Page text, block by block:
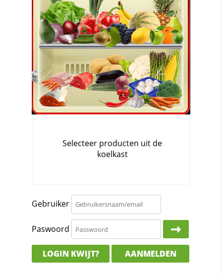
Gebruiker
Paswoord
LOGIN KWIJT? AANMELDEN